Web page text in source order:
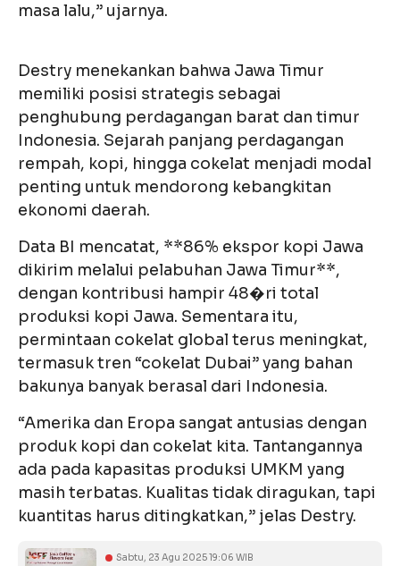
masa lalu,” ujarnya.
Destry menekankan bahwa Jawa Timur
memiliki posisi strategis sebagai
penghubung perdagangan barat dan timur
Indonesia. Sejarah panjang perdagangan
rempah, kopi, hingga cokelat menjadi modal
penting untuk mendorong kebangkitan
ekonomi daerah.
Data BI mencatat, **86% ekspor kopi Jawa
dikirim melalui pelabuhan Jawa Timur**,
dengan kontribusi hampir 48�ri total
produksi kopi Jawa. Sementara itu,
permintaan cokelat global terus meningkat,
termasuk tren “cokelat Dubai” yang bahan
bakunya banyak berasal dari Indonesia.
“Amerika dan Eropa sangat antusias dengan
produk kopi dan cokelat kita. Tantangannya
ada pada kapasitas produksi UMKM yang
masih terbatas. Kualitas tidak diragukan, tapi
kuantitas harus ditingkatkan,” jelas Destry.
Sabtu, 23 Agu 2025 19:06 WIB